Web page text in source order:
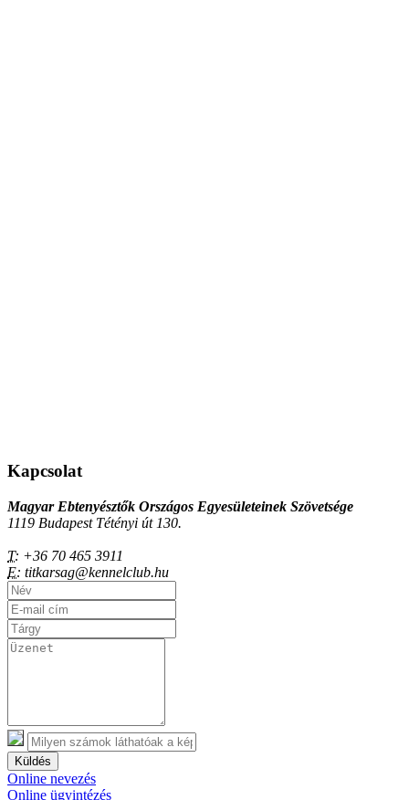
Kapcsolat
Magyar Ebtenyésztők Országos Egyesületeinek Szövetsége
1119 Budapest Tétényi út 130.
T: +36 70 465 3911
E: titkarsag@kennelclub.hu
Küldés
Online nevezés
Online ügyintézés